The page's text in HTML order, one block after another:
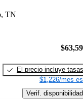
TN
El precio incluye tasas
$1,226/mes
Verif. disponibilidad